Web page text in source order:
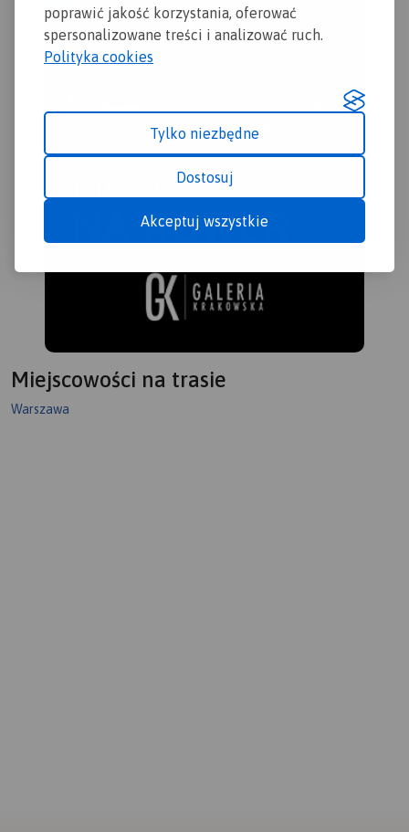
poprawić jakość korzystania, oferować
spersonalizowane treści i analizować ruch.
Polityka cookies
Tylko niezbędne
Dostosuj
Akceptuj wszystkie
Miejscowości na trasie
Warszawa